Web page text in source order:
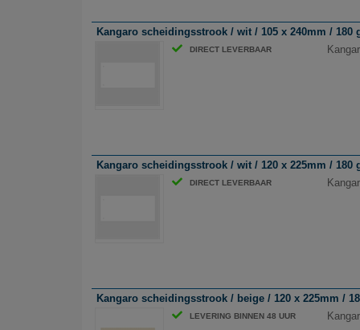
Kangaro scheidingsstrook / wit / 105 x 240mm / 180
DIRECT LEVERBAAR
Kangaro scheidingsstrook / wit / 120 x 225mm / 180
DIRECT LEVERBAAR
Kangaro scheidingsstrook / beige / 120 x 225mm /
LEVERING BINNEN 48 UUR